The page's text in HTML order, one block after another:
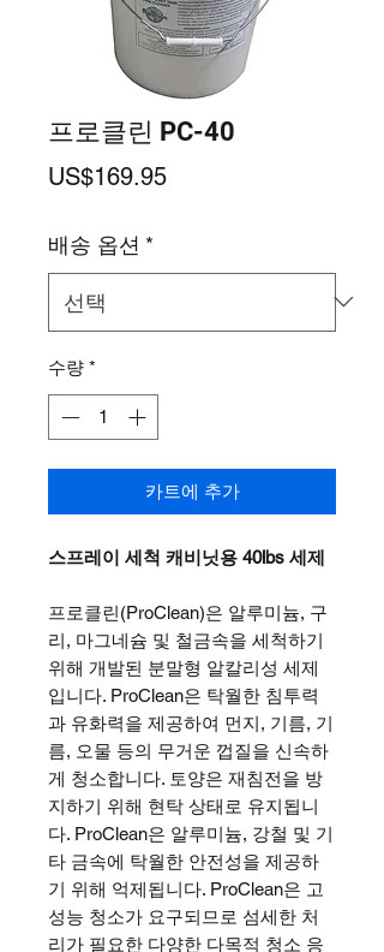
프로클린 PC-40
US$169.95가
배송 옵션 *
수량 *
카트에 추가
스프레이 세척 캐비닛용 40lbs 세제
프로클린(ProClean)은 알루미늄, 구
리, 마그네슘 및 철금속을 세척하기
위해 개발된 분말형 알칼리성 세제
입니다. ProClean은 탁월한 침투력
과 유화력을 제공하여 먼지, 기름, 기
름, 오물 등의 무거운 껍질을 신속하
게 청소합니다. 토양은 재침전을 방
지하기 위해 현탁 상태로 유지됩니
다. ProClean은 알루미늄, 강철 및 기
타 금속에 탁월한 안전성을 제공하
기 위해 억제됩니다. ProClean은 고
성능 청소가 요구되므로 섬세한 처
리가 필요한 다양한 다목적 청소 응